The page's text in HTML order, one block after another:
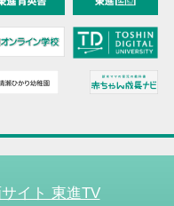
イト 東進TV